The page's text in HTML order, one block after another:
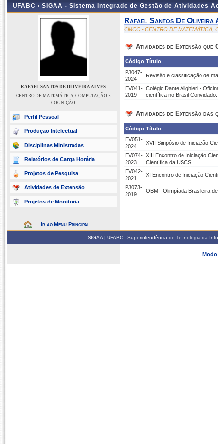
UFABC › SIGAA - Sistema Integrado de Gestão de Atividades
RAFAEL SANTOS DE OLIVEIRA ALVES
CENTRO DE MATEMÁTICA, COMPUTAÇÃO E
COGNIÇÃO
Perfil Pessoal
Produção Intelectual
Disciplinas Ministradas
Relatórios de Carga Horária
Projetos de Pesquisa
Atividades de Extensão
Projetos de Monitoria
Ir ao Menu Principal
Rafael Santos De Oliveira
CMCC - CENTRO DE MATEMÁTICA,
Atividades de Extensão que
Código Título
PJ047-
2024
Revisão e classificação de
EV041-
2019
Colégio Dante Alighieri -
científica no Brasil
Atividades de Extensão das
Código Título
EV051-
2024
XVII Simpósio de Iniciação
EV074-
2023
XIII Encontro de Iniciação
Científica da USCS
EV042-
2021
XI Encontro de Iniciação
PJ073-
2019
OBM - Olimpíada Brasileira
SIGAA | UFABC - Superintendência de Tecnologia da
Modo